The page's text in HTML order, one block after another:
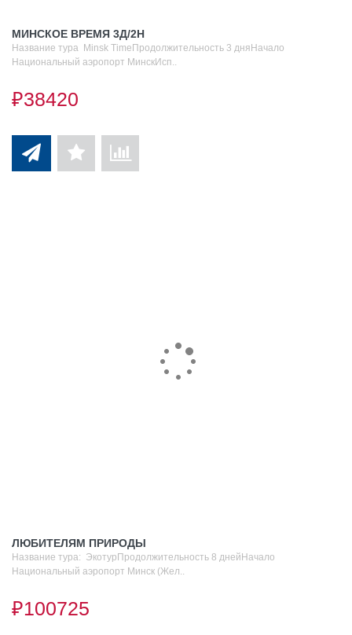
МИНСКОЕ ВРЕМЯ 3Д/2Н
Название тура Minsk TimeПродолжительность 3 дняНачало
Национальный аэропорт МинскИсп..
₽38420
ЛЮБИТЕЛЯМ ПРИРОДЫ
Название тура: ЭкотурПродолжительность 8 днейНачало
Национальный аэропорт Минск (Жел..
₽100725